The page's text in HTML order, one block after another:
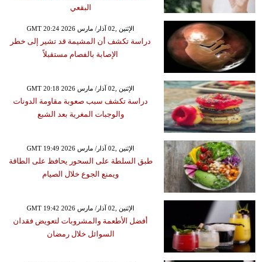
البقعي
GMT 20:24 2026 الإثنين ,02 آذار/ مارس
دراسة تكشف أن المشيمة قد تشير إلى خطر
الإصابة بالفصام مستقبلاً
GMT 20:18 2026 الإثنين ,02 آذار/ مارس
دراسة تكشف سبب صعوبة مقاومة الدونات
والوجبات المغرية بعد الشبع
GMT 19:49 2026 الإثنين ,02 آذار/ مارس
طبق السلطة على السحور يحافظ على الطاقة
ويمنع الجوع خلال الصيام
GMT 19:42 2026 الإثنين ,02 آذار/ مارس
أفضل الأطعمة والمشروبات لتعويض فقدان
السوائل خلال رمضان